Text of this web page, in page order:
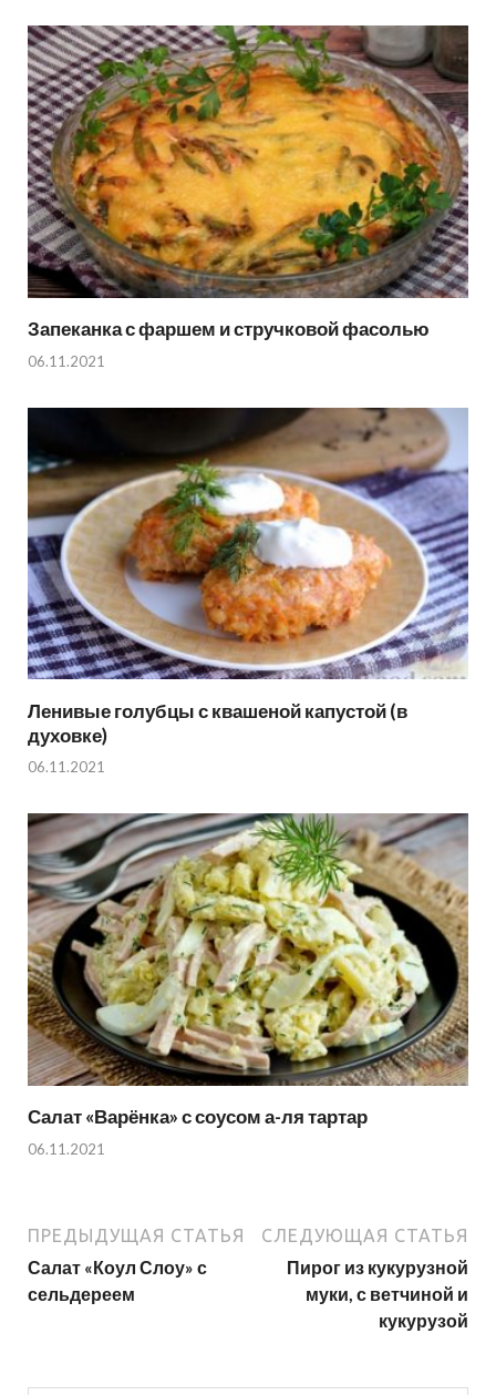
Запеканка с фаршем и стручковой фасолью
06.11.2021
Ленивые голубцы с квашеной капустой (в
духовке)
06.11.2021
Салат «Варёнка» с соусом а-ля тартар
06.11.2021
ПРЕДЫДУЩАЯ СТАТЬЯ
Салат «Коул Слоу» с
сельдереем
СЛЕДУЮЩАЯ СТАТЬЯ
Пирог из кукурузной
муки, с ветчиной и
кукурузой